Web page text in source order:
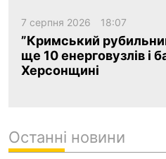
7 серпня 2026 18:07
”Кримський
ще 10 енерговузлів і
Херсонщині
Останні новини